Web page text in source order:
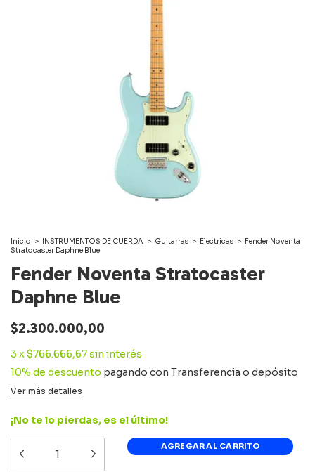
Inicio > INSTRUMENTOS DE CUERDA > Guitarras > Electricas > Fender Noventa
Stratocaster Daphne Blue
Fender Noventa Stratocaster
Daphne Blue
$2.300.000,00
3 x$766.666,67sin interés
10% de descuento pagando con Transferencia o depósito
Ver más detalles
¡No te lo pierdas, es el último!